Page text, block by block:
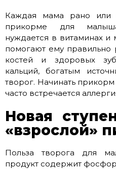
Каждая мама рано или
прикорме для
нуждается в витаминах и
помогают ему правильно
костей и здоровых
кальций, богатым
творог. Начинать
часто встречается
Новая
«взрослой»
Польза творога для
продукт содержит